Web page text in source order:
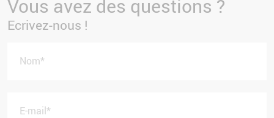
Vous avez des questions ?
Ecrivez-nous !
Nom*
E-mail*